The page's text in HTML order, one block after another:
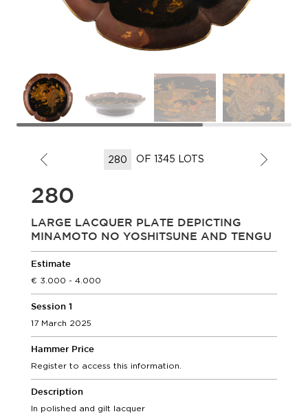
OF 1345 LOTS
280
LARGE LACQUER PLATE DEPICTING
MINAMOTO NO YOSHITSUNE AND TENGU
Estimate
3.000 - 4.000
Session 1
17 March 2025
Hammer Price
Register to access this information.
Description
In polished and gilt lacquer